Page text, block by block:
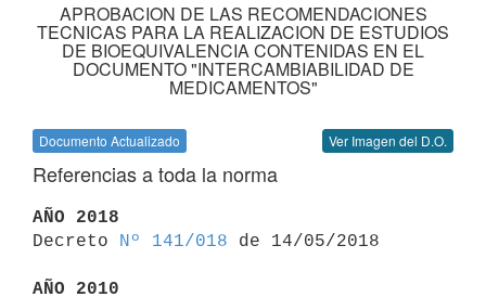
APROBACION DE LAS RECOMENDACIONES
TECNICAS PARA LA REALIZACION DE ESTUDIOS
DE BIOEQUIVALENCIA CONTENIDAS EN EL
DOCUMENTO "INTERCAMBIABILIDAD DE
MEDICAMENTOS"
Documento Actualizado Ver Imagen del D.O.
Referencias a toda la norma
AÑO 2018
Decreto
Nº 141/018 de 14/05/2018
AÑO 2010